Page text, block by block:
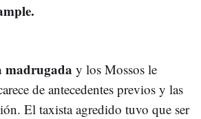
madrugada y los Mossos le
de antecedentes previos y las
El taxista agredido tuvo que ser